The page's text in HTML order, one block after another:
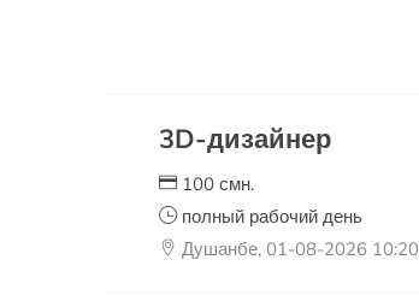
3D-дизайнер
100 смн.
полный рабочий день
Душанбе, 01-08-2026 10:20